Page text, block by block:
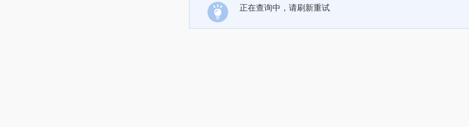
正在查询中，请刷新重试